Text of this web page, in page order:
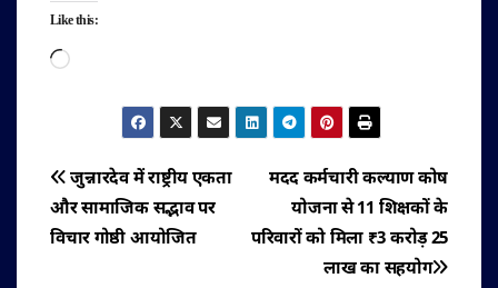
Like this:
Loading…
पोस्ट
नेविगेशन
मदद कर्मचारी कल्याण कोष
योजना से 11 शिक्षकों के
परिवारों को मिला ₹3 करोड़ 25
लाख का सहयोग
जुन्नारदेव में राष्ट्रीय एकता
और सामाजिक सद्भाव पर
विचार गोष्ठी आयोजित